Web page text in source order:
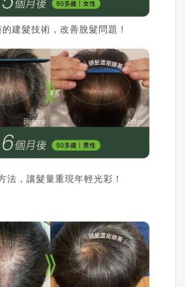
建髮技術，改善脫髮問題！
法，讓髮量重現年輕光彩！